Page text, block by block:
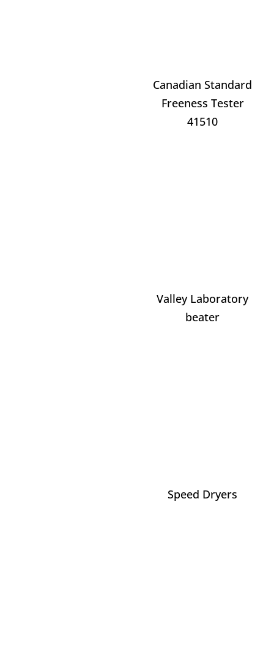
Canadian Standard
Freeness Tester
41510
Valley Laboratory
beater
Speed Dryers